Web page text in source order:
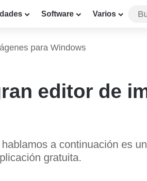
Software Varios
para Windows
editor de
a continuación es
gratuita.